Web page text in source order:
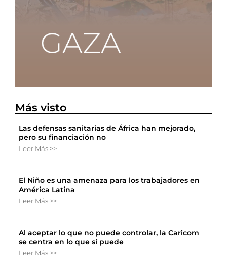
Más visto
Las defensas sanitarias de África han mejorado,
pero su financiación no
Leer Más >>
El Niño es una amenaza para los trabajadores en
América Latina
Leer Más >>
Al aceptar lo que no puede controlar, la Caricom
se centra en lo que sí puede
Leer Más >>